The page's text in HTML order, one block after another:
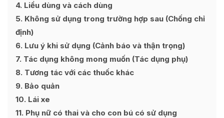
4 Liều dùng và cách dùng
5 Không sử dụng trong trường hợp sau (Chống chỉ
định)
6 Lưu ý khi sử dụng (Cảnh báo và thận trọng)
7 Tác dụng không mong muốn (Tác dụng phụ)
8 Tương tác với các thuốc khác
9 Bảo quản
10 Lái xe
11 Phụ nữ có thai và cho con bú có sử dụng